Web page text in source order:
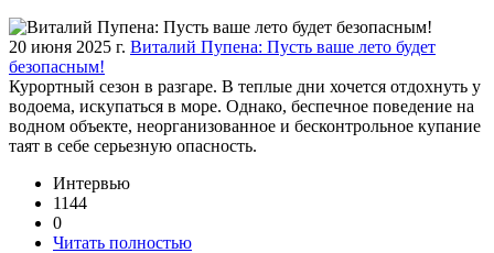
20 июня 2025 г. Виталий Пупена: Пусть ваше лето будет
безопасным!
Курортный сезон в разгаре. В теплые дни хочется отдохнуть у
водоема, искупаться в море. Однако, беспечное поведение на
водном объекте, неорганизованное и бесконтрольное купание
таят в себе серьезную опасность.
Интервью
1144
0
Читать полностью